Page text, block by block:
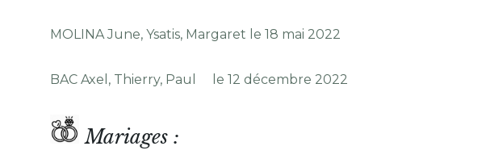
MOLINA June, Ysatis, Margaret le 18 mai 2022
BAC Axel, Thierry, Paul le 12 décembre 2022
Mariages :